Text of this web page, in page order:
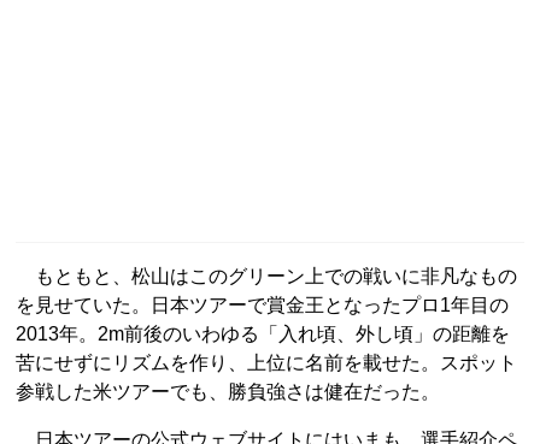
もともと、松山はこのグリーン上での戦いに非凡なもの
を見せていた。日本ツアーで賞金王となったプロ1年目の
2013年。2m前後のいわゆる「入れ頃、外し頃」の距離を
苦にせずにリズムを作り、上位に名前を載せた。スポット
参戦した米ツアーでも、勝負強さは健在だった。
日本ツアーの公式ウェブサイトにはいまも、選手紹介ペ